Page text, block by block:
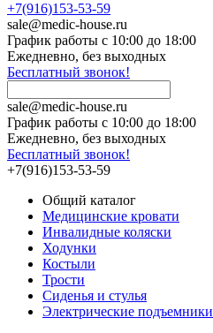
+7(916)153-53-59
sale@medic-house.ru
График работы с 10:00 до 18:00
Ежедневно, без выходных
Бесплатный звонок!
sale@medic-house.ru
График работы с 10:00 до 18:00
Ежедневно, без выходных
Бесплатный звонок!
+7(916)153-53-59
Общий каталог
Медицинские кровати
Инвалидные коляски
Ходунки
Костыли
Трости
Сиденья и стулья
Электрические подъемники